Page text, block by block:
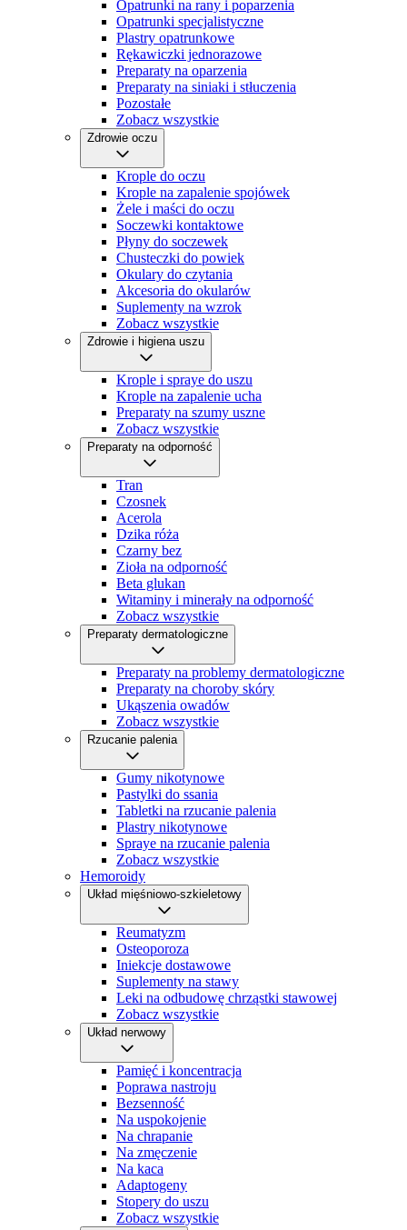
Opatrunki na rany i poparzenia
Opatrunki specjalistyczne
Plastry opatrunkowe
Rękawiczki jednorazowe
Preparaty na oparzenia
Preparaty na siniaki i stłuczenia
Pozostałe
Zobacz wszystkie
Zdrowie oczu
Krople do oczu
Krople na zapalenie spojówek
Żele i maści do oczu
Soczewki kontaktowe
Płyny do soczewek
Chusteczki do powiek
Okulary do czytania
Akcesoria do okularów
Suplementy na wzrok
Zobacz wszystkie
Zdrowie i higiena uszu
Krople i spraye do uszu
Krople na zapalenie ucha
Preparaty na szumy uszne
Zobacz wszystkie
Preparaty na odporność
Tran
Czosnek
Acerola
Dzika róża
Czarny bez
Zioła na odporność
Beta glukan
Witaminy i minerały na odporność
Zobacz wszystkie
Preparaty dermatologiczne
Preparaty na problemy dermatologiczne
Preparaty na choroby skóry
Ukąszenia owadów
Zobacz wszystkie
Rzucanie palenia
Gumy nikotynowe
Pastylki do ssania
Tabletki na rzucanie palenia
Plastry nikotynowe
Spraye na rzucanie palenia
Zobacz wszystkie
Hemoroidy
Układ mięśniowo-szkieletowy
Reumatyzm
Osteoporoza
Iniekcje dostawowe
Suplementy na stawy
Leki na odbudowę chrząstki stawowej
Zobacz wszystkie
Układ nerwowy
Pamięć i koncentracja
Poprawa nastroju
Bezsenność
Na uspokojenie
Na chrapanie
Na zmęczenie
Na kaca
Adaptogeny
Stopery do uszu
Zobacz wszystkie